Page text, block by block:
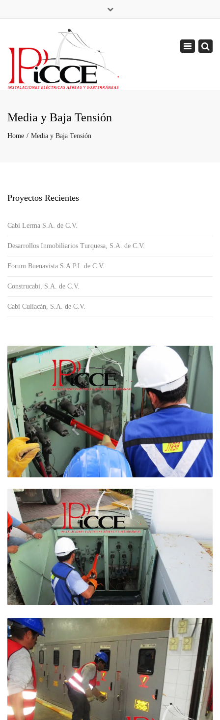
Toggle
Media y Baja Tensión
Home Media y Baja Tensión
Proyectos Recientes
Cabi Lerma S.A. de C.V.
Desarrollos Inmobiliarios Turquesa, S.A. de C.V.
Forum Buenavista S.A.P.I. de C.V.
Construcabi, S.A. de C.V.
Cabi Culiacán, S.A. de C.V.